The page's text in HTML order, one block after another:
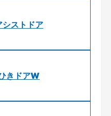
ストドア
きドアW